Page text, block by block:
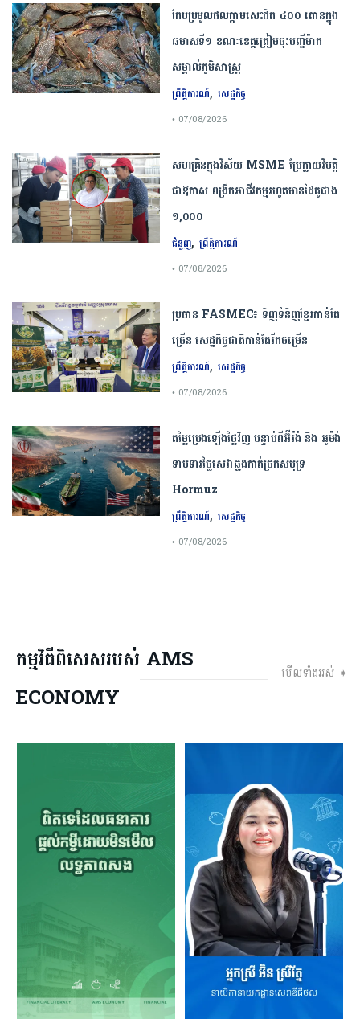
កែប​ប្រមូល​ផល​ក្តាម​សេះ​ជិត​ ​៤០០ ​តោន​ក្នុង​
ឆមាស​ទី​១​ ​ខណៈ​ខេត្ត​ត្រៀម​ចុះបញ្ជី​ម៉ាក​
សម្គាល់​ភូមិសាស្ត្រ​
ព្រឹត្តិការណ៍, សេដ្ឋកិច្ច
• 07/08/2026
សហគ្រិនក្នុងវិស័យ MSME ប្រែក្លាយវិបត្តិ
ជាឱកាស ពង្រីកអាជីវកម្មរហូតមានដៃគូជាង
១,០០០
ជំនួញ,ព្រឹត្តិការណ៍
• 07/08/2026
ប្រធាន​​ ​FASMEC​៖​ ​ទិញ​ទំនិញ​ខ្មែរ​កាន់តែ​
ច្រើន​ ​សេដ្ឋកិច្ច​ជាតិ​កាន់តែ​រីកចម្រើន​
ព្រឹត្តិការណ៍, សេដ្ឋកិច្ច
• 07/08/2026
តម្លៃប្រេងឡើងថ្លៃវិញ បន្ទាប់ពីអ៊ីរ៉ង់ និង អូម៉ង់
ទាមទារថ្លៃសេវាឆ្លងកាត់ច្រកសមុទ្រ
Hormuz
ព្រឹត្តិការណ៍, សេដ្ឋកិច្ច
• 07/08/2026
កម្មវិធីពិសេសរបស់ AMS
ECONOMY
មើលទាំងអស់ ➧